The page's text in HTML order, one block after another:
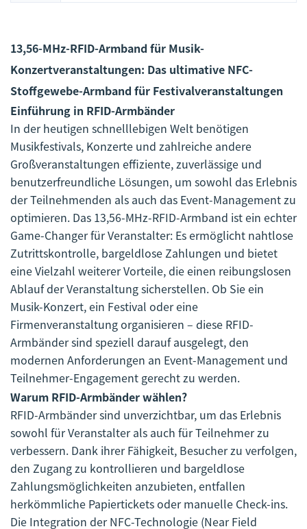
13,56-MHz-RFID-Armband für Musik-
Konzertveranstaltungen: Das ultimative NFC-
Stoffgewebe-Armband für Festivalveranstaltungen
Einführung in RFID-Armbänder
In der heutigen schnelllebigen Welt benötigen
Musikfestivals, Konzerte und zahlreiche andere
Großveranstaltungen effiziente, zuverlässige und
benutzerfreundliche Lösungen, um sowohl das Erlebnis
der Teilnehmenden als auch das Event-Management zu
optimieren. Das 13,56-MHz-RFID-Armband ist ein echter
Game-Changer für Veranstalter: Es ermöglicht nahtlose
Zutrittskontrolle, bargeldlose Zahlungen und bietet
eine Vielzahl weiterer Vorteile, die einen reibungslosen
Ablauf der Veranstaltung sicherstellen. Ob Sie ein
Musik-Konzert, ein Festival oder eine
Firmenveranstaltung organisieren – diese RFID-
Armbänder sind speziell darauf ausgelegt, den
modernen Anforderungen an Event-Management und
Teilnehmer-Engagement gerecht zu werden.
Warum RFID-Armbänder wählen?
RFID-Armbänder sind unverzichtbar, um das Erlebnis
sowohl für Veranstalter als auch für Teilnehmer zu
verbessern. Dank ihrer Fähigkeit, Besucher zu verfolgen,
den Zugang zu kontrollieren und bargeldlose
Zahlungsmöglichkeiten anzubieten, entfallen
herkömmliche Papiertickets oder manuelle Check-ins.
Die Integration der NFC-Technologie (Near Field